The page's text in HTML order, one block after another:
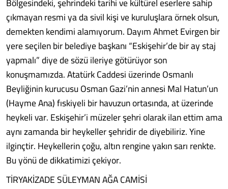
çıkmayan resmi ya da sivil kişi ve kuruluşlara örnek olsun,
demekten kendimi alamıyorum. Dayım Ahmet Evirgen bir
yere seçilen bir belediye başkanı “Eskişehir’de bir ay staj
yapmalı” diye de sözü ileriye götürüyor son
konuşmamızda. Atatürk Caddesi üzerinde Osmanlı
Beyliğinin kurucusu Osman Gazi’nin annesi Mal Hatun’un
(Hayme Ana) fıskiyeli bir havuzun ortasında, at üzerinde
heykeli var. Eskişehir’i müzeler şehri olarak ilan ettim ama
aynı zamanda bir heykeller şehridir de diyebiliriz. Yine
ilginçtir. Heykellerin çoğu, altın rengine yakın sarı renkte.
Bu yönü de dikkatimizi çekiyor.
TİRYAKİZADE SÜLEYMAN AĞA CAMİSİ